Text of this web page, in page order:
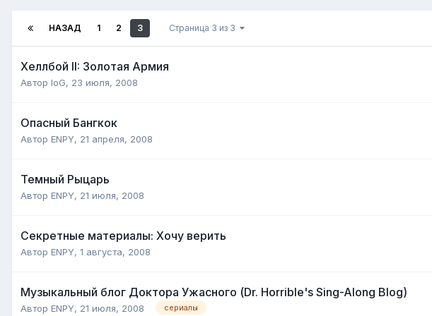
НАЗАД 1 2 3 Страница 3 из 3
Хеллбой II: Золотая Армия
Автор IoG, 23 июля, 2008
Опасный Бангкок
Автор ENPY, 21 апреля, 2008
Темный Рыцарь
Автор ENPY, 21 июля, 2008
Секретные материалы: Хочу верить
Автор ENPY, 1 августа, 2008
Музыкальный блог Доктора Ужасного (Dr. Horrible's Sing-Along Blog)
Автор ENPY, 21 июля, 2008 сериалы